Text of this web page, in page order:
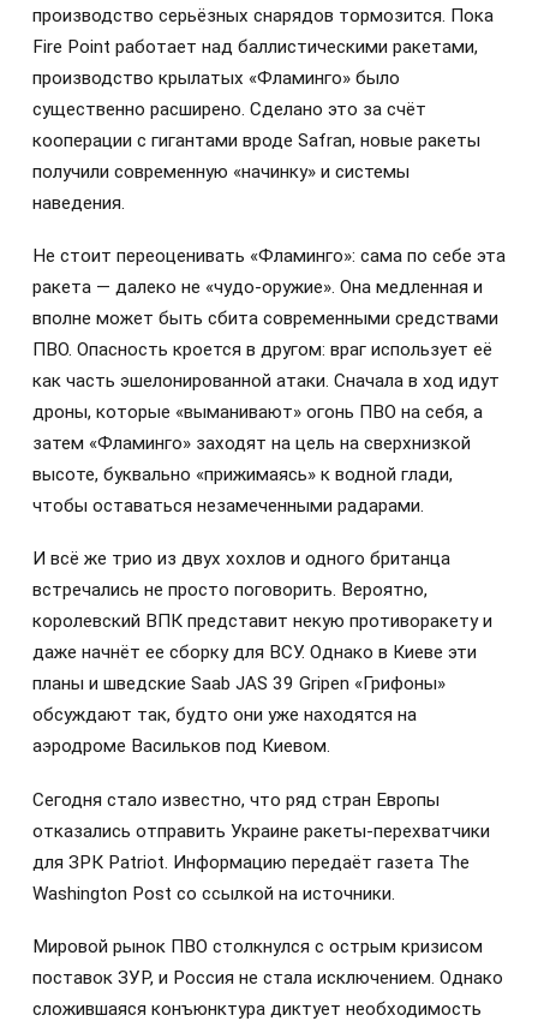
производство серьёзных снарядов тормозится. Пока
Fire Point работает над баллистическими ракетами,
производство крылатых «Фламинго» было
существенно расширено. Сделано это за счёт
кооперации с гигантами вроде Safran, новые ракеты
получили современную «начинку» и системы
наведения.
Не стоит переоценивать «Фламинго»: сама по себе эта
ракета — далеко не «чудо-оружие». Она медленная и
вполне может быть сбита современными средствами
ПВО. Опасность кроется в другом: враг использует её
как часть эшелонированной атаки. Сначала в ход идут
дроны, которые «выманивают» огонь ПВО на себя, а
затем «Фламинго» заходят на цель на сверхнизкой
высоте, буквально «прижимаясь» к водной глади,
чтобы оставаться незамеченными радарами.
И всё же трио из двух хохлов и одного британца
встречались не просто поговорить. Вероятно,
королевский ВПК представит некую противоракету и
даже начнёт ее сборку для ВСУ. Однако в Киеве эти
планы и шведские Saab JAS 39 Gripen «Грифоны»
обсуждают так, будто они уже находятся на
аэродроме Васильков под Киевом.
Сегодня стало известно, что ряд стран Европы
отказались отправить Украине ракеты-перехватчики
для ЗРК Patriot. Информацию передаёт газета The
Washington Post со ссылкой на источники.
Мировой рынок ПВО столкнулся с острым кризисом
поставок ЗУР, и Россия не стала исключением. Однако
сложившаяся конъюнктура диктует необходимость